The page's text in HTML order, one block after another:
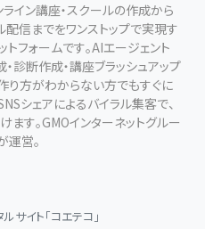
イン講座・スクールの作成から
配信までをワンストップで実現す
フォームです。AIエージェント
診断作成・講座ブラッシュアップ
り方がわからない方でもすぐに
シェアによるバイラル集客で、
す。GMOインターネットグルー
運営。
サイト「コエテコ」